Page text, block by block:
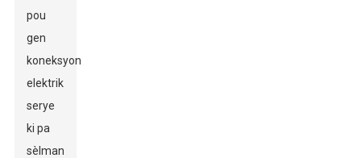
pou
gen
koneksyon
elektrik
serye
ki pa
sèlman